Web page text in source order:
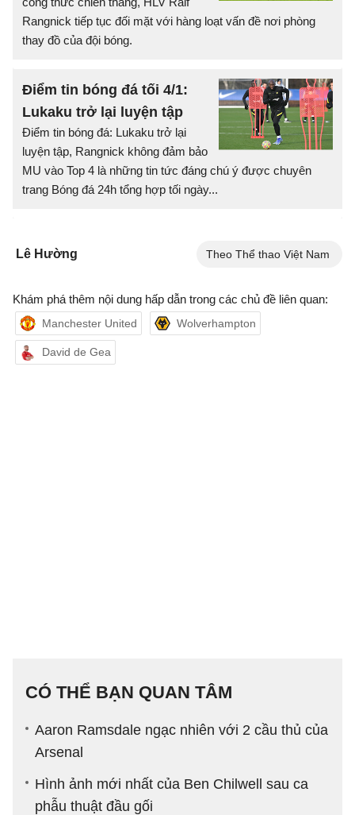
Rangnick tiếp tục đối mặt với hàng loạt vấn đề nơi phòng
thay đồ của đội bóng.
Điểm tin bóng đá tối 4/1:
Lukaku trở lại luyện tập
Điểm tin bóng đá: Lukaku trở lại
luyện tập, Rangnick không đảm bảo
MU vào Top 4 là những tin tức đáng chú ý được chuyên
trang Bóng đá 24h tổng hợp tối ngày...
Lê Hường Theo Thể thao Việt Nam
Khám phá thêm nội dung hấp dẫn trong các chủ đề liên quan:
Manchester United Wolverhampton
David de Gea
CÓ THỂ BẠN QUAN TÂM
Aaron Ramsdale ngạc nhiên với 2 cầu thủ của
Arsenal
Hình ảnh mới nhất của Ben Chilwell sau ca
phẫu thuật đầu gối